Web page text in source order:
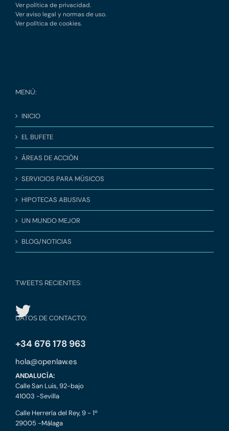
Ver política de privacidad.
Ver aviso legal y normas de uso.
Ver política de cookies.
MENÚ:
INICIO
EL BUFETE
ÁREAS DE ACCIÓN
SERVICIOS PARA MÚSICOS
HIPOTECAS ABUSIVAS
UN MUNDO MEJOR
BLOG/NOTICIAS
TWEETS RECIENTES:
DATOS DE CONTACTO:
+34 676 178 963
hola@openlaw.es
ANDALUCÍA:
Calle San Luis, 92-bajo
41003 -Sevilla
Calle Herrería del Rey, 9 - 1º
29005 -Málaga